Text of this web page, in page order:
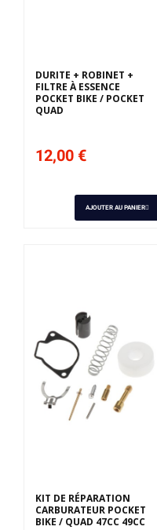
DURITE + ROBINET +
FILTRE À ESSENCE
POCKET BIKE / POCKET
QUAD
12,00 €
AJOUTER AU PANIER
KIT DE RÉPARATION
CARBURATEUR POCKET
BIKE / QUAD 47CC 49CC